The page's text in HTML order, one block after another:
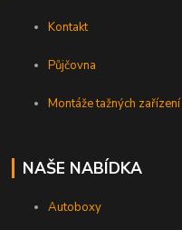
Kontakt
Půjčovna
Montáže tažných zařízení
NAŠE NABÍDKA
Autoboxy